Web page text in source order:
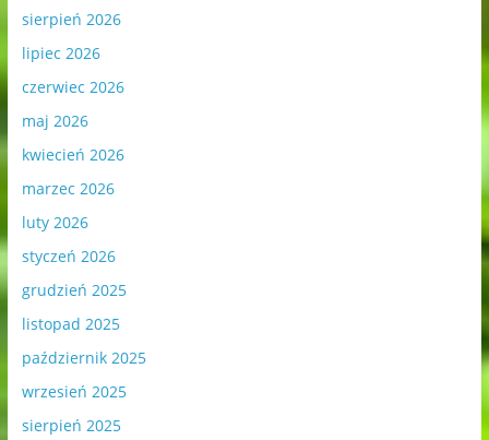
sierpień 2026
lipiec 2026
czerwiec 2026
maj 2026
kwiecień 2026
marzec 2026
luty 2026
styczeń 2026
grudzień 2025
listopad 2025
październik 2025
wrzesień 2025
sierpień 2025